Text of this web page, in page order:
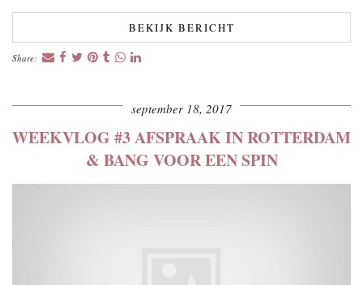
BEKIJK BERICHT
Share:
september 18, 2017
WEEKVLOG #3 AFSPRAAK IN ROTTERDAM
& BANG VOOR EEN SPIN